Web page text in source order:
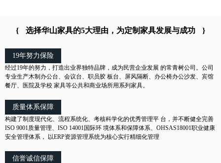
{ 选择华山家具的5大理由，为定制家具发展与成功 }
19年努力保险
经过19年的努力，打造出业界独特品牌，成为民营企业发展 的常青树公司。公司
专业生产木制办公台、会议台、职员胶 板台、屏风隔断、办公椅办公沙发、宾馆
餐厅、医院及学校 家具等公共和商业场所用系列家具。
质量体系保障
构建了制度现代化、流程系统化、考核科学化的优秀管理平 台，并不断健全完善
ISO 9001质量管理、ISO 14001国际环 境体系和保障体系、OHSAS18001职业健康
安全管理体系， 以ERP资源管理系统为核心实行精细化管理
信誉诚信保障